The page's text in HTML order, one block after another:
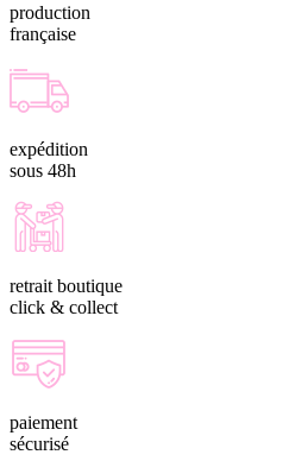
production
française
expédition
sous 48h
retrait boutique
click & collect
paiement
sécurisé